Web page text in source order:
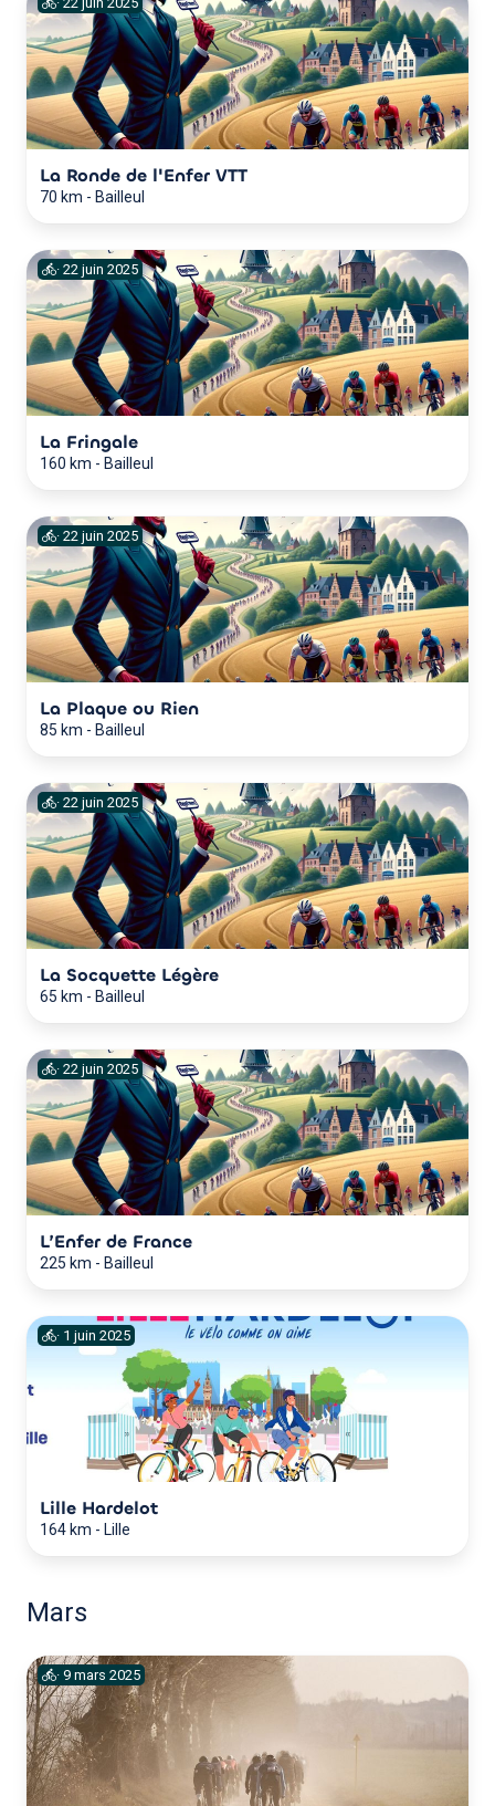
La Ronde de l'Enfer VTT
70 km - Bailleul
· 22 juin 2025
La Fringale
160 km - Bailleul
· 22 juin 2025
La Plaque ou Rien
85 km - Bailleul
· 22 juin 2025
La Socquette Légère
65 km - Bailleul
· 22 juin 2025
L’Enfer de France
225 km - Bailleul
· 1 juin 2025
Lille Hardelot
164 km - Lille
Mars
· 9 mars 2025